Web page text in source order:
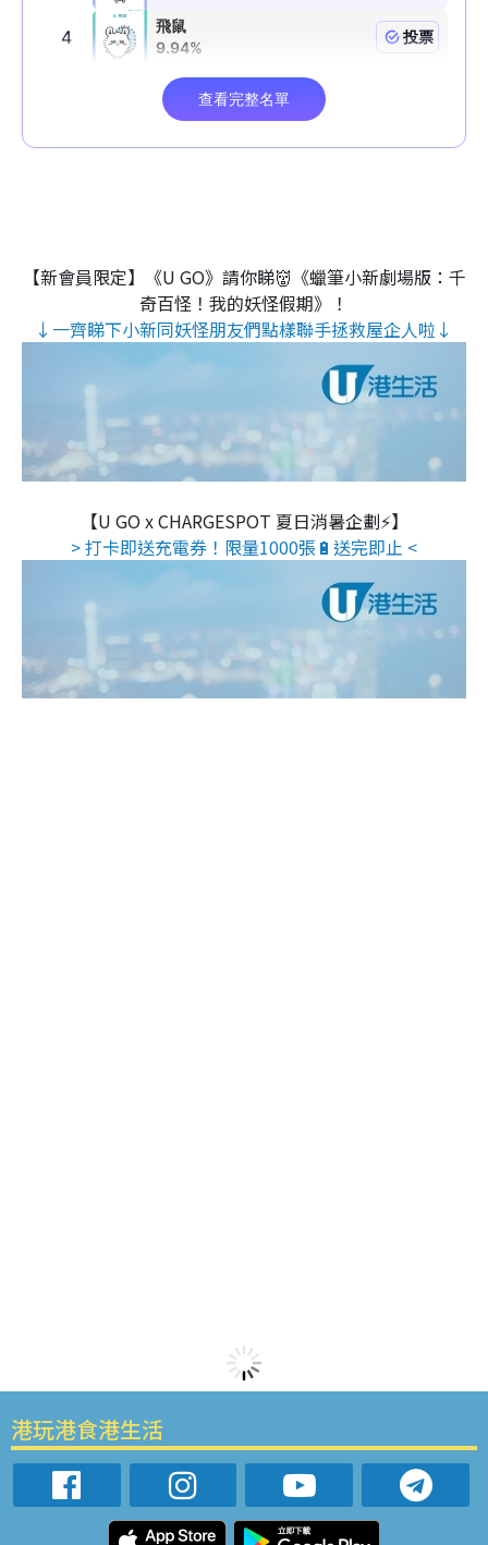
【新會員限定】《U GO》請你睇👹《蠟筆小新劇場版：千
奇百怪！我的妖怪假期》！
↓一齊睇下小新同妖怪朋友們點樣聯手拯救屋企人啦↓
【U GO x CHARGESPOT 夏日消暑企劃⚡】
> 打卡即送充電券！限量1000張🔋送完即止 <
港玩港食港生活